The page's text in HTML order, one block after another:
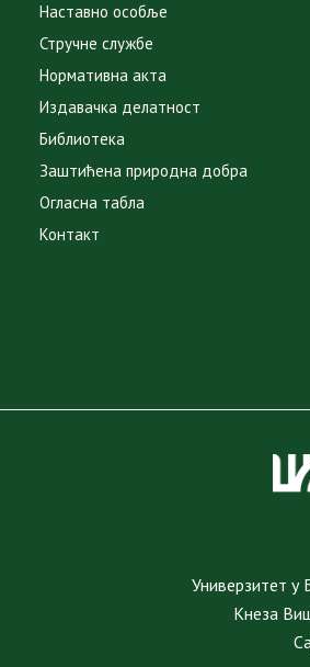
Наставно особље
Стручне службе
Нормативна акта
Издавачка делатност
Библиотека
Заштићена природна добра
Огласна табла
Контакт
Универзитет у
Кнеза